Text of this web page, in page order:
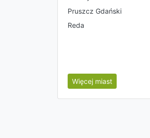
Pruszcz Gdański
Reda
Więcej miast